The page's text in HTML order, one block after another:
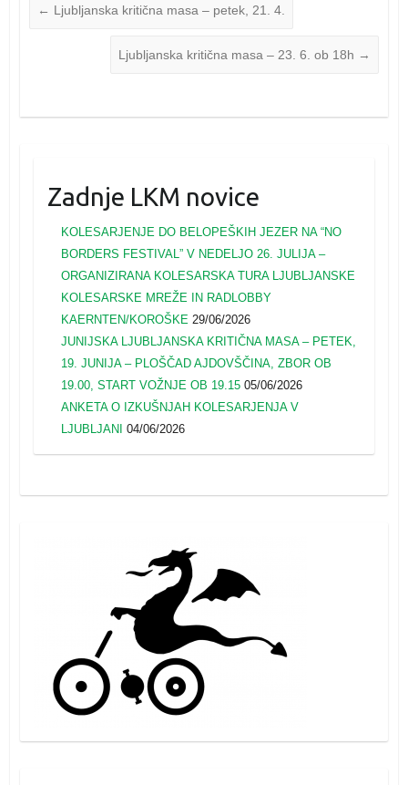
← Ljubljanska kritična masa – petek, 21. 4.
Ljubljanska kritična masa – 23. 6. ob 18h →
Zadnje LKM novice
KOLESARJENJE DO BELOPEŠKIH JEZER NA “NO
BORDERS FESTIVAL” V NEDELJO 26. JULIJA –
ORGANIZIRANA KOLESARSKA TURA LJUBLJANSKE
KOLESARSKE MREŽE IN RADLOBBY
KAERNTEN/KOROŠKE 29/06/2026
JUNIJSKA LJUBLJANSKA KRITIČNA MASA – PETEK,
19. JUNIJA – PLOŠČAD AJDOVŠČINA, ZBOR OB
19.00, START VOŽNJE OB 19.15 05/06/2026
ANKETA O IZKUŠNJAH KOLESARJENJA V
LJUBLJANI 04/06/2026